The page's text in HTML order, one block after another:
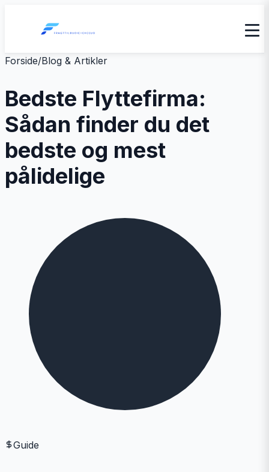
Forside/Blog & Artikler
Bedste Flyttefirma:
Sådan finder du det
bedste og mest
pålidelige
Guide